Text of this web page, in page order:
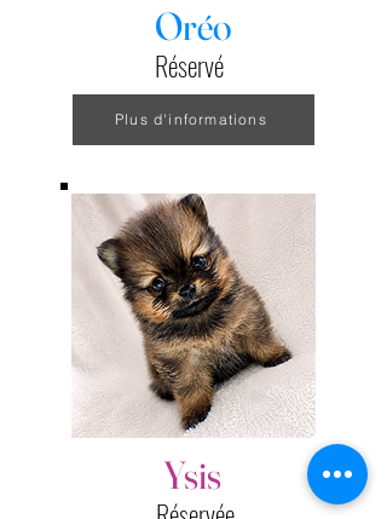
Oréo
Réservé
Plus d'informations
​Ysis